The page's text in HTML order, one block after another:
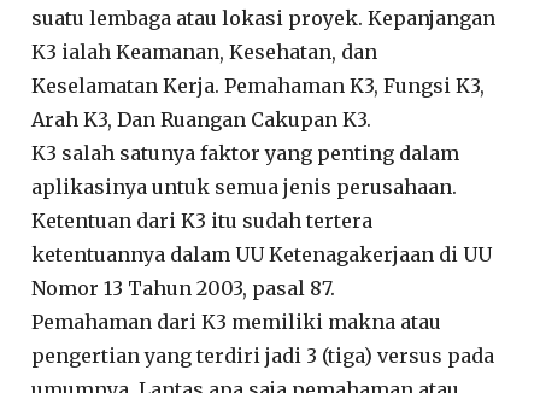
suatu lembaga atau lokasi proyek. Kepanjangan
K3 ialah Keamanan, Kesehatan, dan
Keselamatan Kerja. Pemahaman K3, Fungsi K3,
Arah K3, Dan Ruangan Cakupan K3.
K3 salah satunya faktor yang penting dalam
aplikasinya untuk semua jenis perusahaan.
Ketentuan dari K3 itu sudah tertera
ketentuannya dalam UU Ketenagakerjaan di UU
Nomor 13 Tahun 2003, pasal 87.
Pemahaman dari K3 memiliki makna atau
pengertian yang terdiri jadi 3 (tiga) versus pada